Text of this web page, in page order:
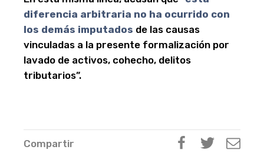
diferencia arbitraria no ha ocurrido con
los demás imputados de las causas
vinculadas a la presente formalización por
lavado de activos, cohecho, delitos
tributarios”.
Compartir